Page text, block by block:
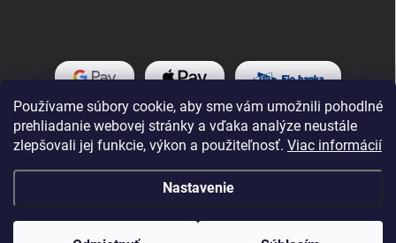
Používame súbory cookie, aby sme vám umožnili pohodlné
prehliadanie webovej stránky a vďaka analýze neustále
zlepšovali jej funkcie, výkon a použiteľnosť. Viac informácií
Nastavenie
Copyright 2026LacneDarceky.sk . Všetky práva vyhradené.